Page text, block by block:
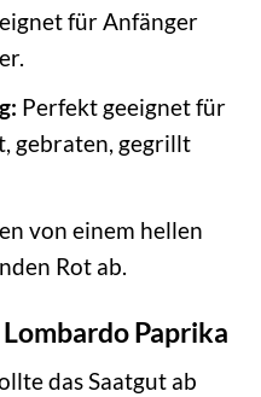
für Anfänger
Perfekt geeignet für
gebraten, gegrillt
von einem hellen
Rot ab.
Paprika
das Saatgut ab